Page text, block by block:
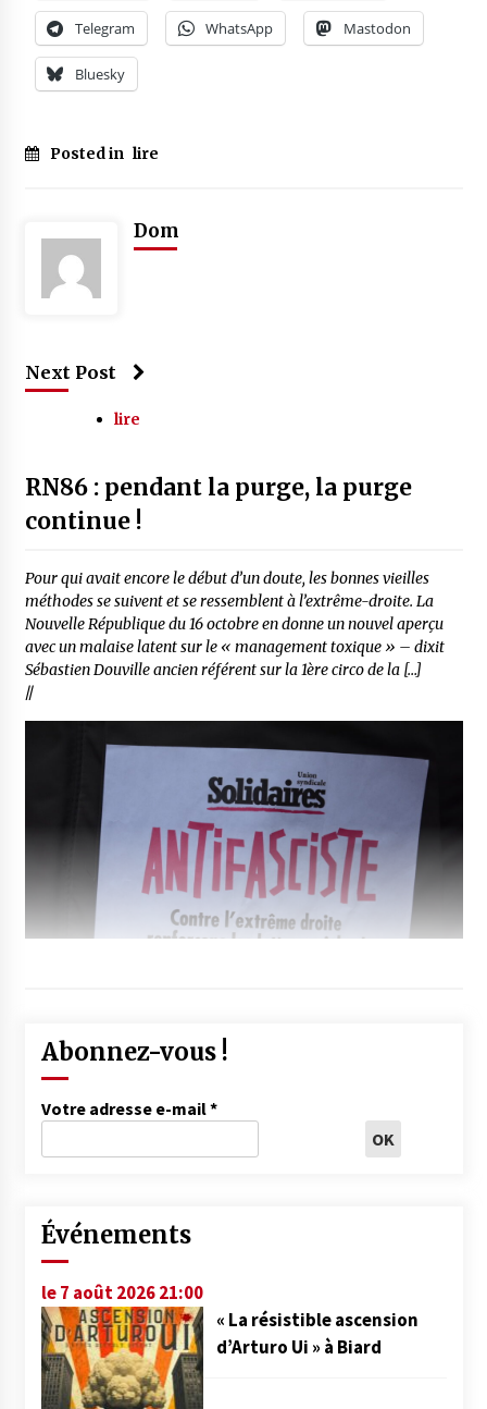
Telegram WhatsApp Mastodon
Bluesky
Posted in lire
Dom
Next Post
lire
RN86 : pendant la purge, la purge
continue !
Pour qui avait encore le début d’un doute, les bonnes vieilles
méthodes se suivent et se ressemblent à l’extrême-droite. La
Nouvelle République du 16 octobre en donne un nouvel aperçu
avec un malaise latent sur le « management toxique » – dixit
Sébastien Douville ancien référent sur la 1ère circo de la […]
//
Abonnez-vous !
Votre adresse e-mail*
Événements
le 7 août 2026 21:00
« La résistible ascension
d’Arturo Ui » à Biard